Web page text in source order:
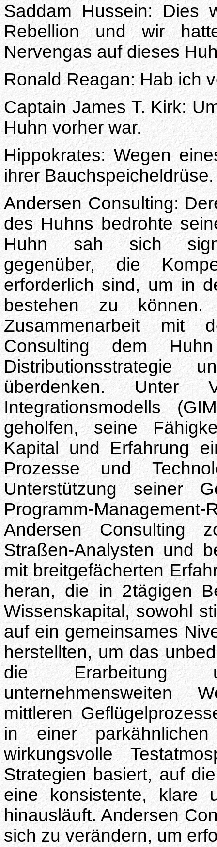
Saddam Hussein: Dies
Rebellion und wir
Nervengas auf dieses
Ronald Reagan: Hab ich
Captain James T. Kirk:
Huhn vorher war.
Hippokrates: Wegen
ihrer Bauchspeicheldrüse.
Andersen Consulting:
des Huhns bedrohte
Huhn sah sich
gegenüber, die
erforderlich sind, um in
bestehen zu können.
Zusammenarbeit mit
Consulting dem
Distributionsstrategie
überdenken. Unter
Integrationsmodells
geholfen, seine
Kapital und Erfahrung
Prozesse und
Unterstützung seiner
Programm-
Andersen Consulting
Straßen-Analysten und
mit breitgefächerten
heran, die in 2tägigen
Wissenskapital, sowohl
auf ein gemeinsames
herstellten, um das
die Erarbeitung
unternehmensweiten
mittleren
in einer
wirkungsvolle
Strategien basiert, auf
eine konsistente, klare
hinausläuft. Andersen
sich zu verändern, um